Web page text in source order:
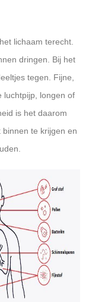
lichaam terecht.
dringen. Bij het
tegen. Fijne,
luchtpijp, longen of
is het daarom
te krijgen en